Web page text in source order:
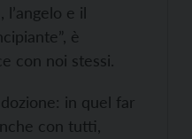
e il
è
con noi stessi.
in quel far
con tutti,